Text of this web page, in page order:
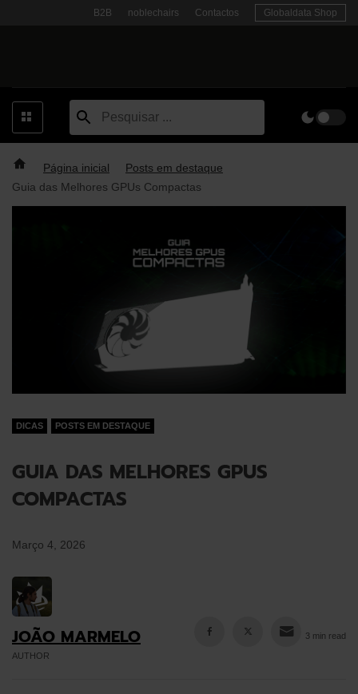
B2B noblechairs Contactos Globaldata Shop
Página inicial
Posts em destaque
Guia das Melhores GPUs Compactas
DICAS POSTS EM DESTAQUE
GUIA DAS MELHORES GPUS
COMPACTAS
Março 4, 2026
JOÃO MARMELO
AUTHOR
3 min read